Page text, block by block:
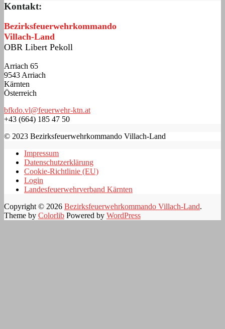
Kontakt:
Bezirksfeuerwehrkommando
Villach-Land
OBR Libert Pekoll
Arriach 65
9543 Arriach
Kärnten
Österreich
bfkdo.vl@feuerwehr-ktn.at
+43 (664) 185 47 50
© 2023 Bezirksfeuerwehrkommando Villach-Land
Impressum
Datenschutzerklärung
Cookie-Richtlinie (EU)
Login
Landesfeuerwehrverband Kärnten
Copyright © 2026 Bezirksfeuerwehrkommando Villach-Land.
Theme by Colorlib Powered by WordPress